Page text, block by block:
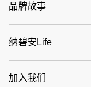
品牌故事
纳碧安Life
加入我们